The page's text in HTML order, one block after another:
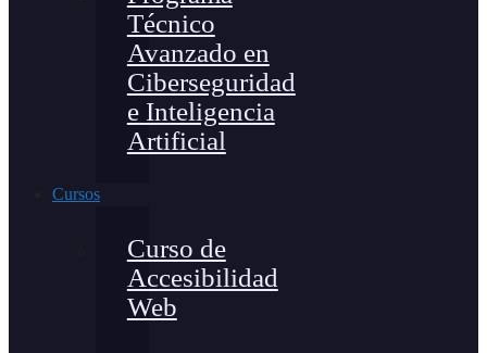
Técnico
Avanzado en
Ciberseguridad
e Inteligencia
Artificial
Cursos
Curso de
Accesibilidad
Web